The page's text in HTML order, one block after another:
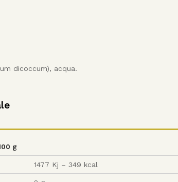
dicoccum), acqua.
g
1477 Kj – 349 kcal